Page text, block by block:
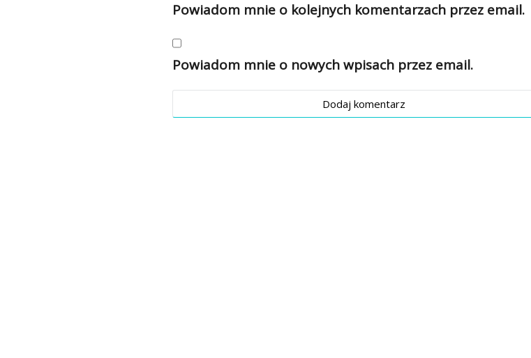
Powiadom mnie o kolejnych komentarzach przez email.
Powiadom mnie o nowych wpisach przez email.